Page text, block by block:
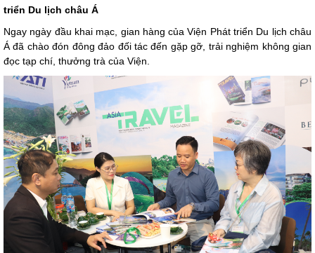
triển Du lịch châu Á
Ngay ngày đầu khai mạc, gian hàng của Viện Phát triển Du lịch châu
Á đã chào đón đông đảo đối tác đến gặp gỡ, trải nghiệm không gian
đọc tạp chí, thưởng trà của Viện.